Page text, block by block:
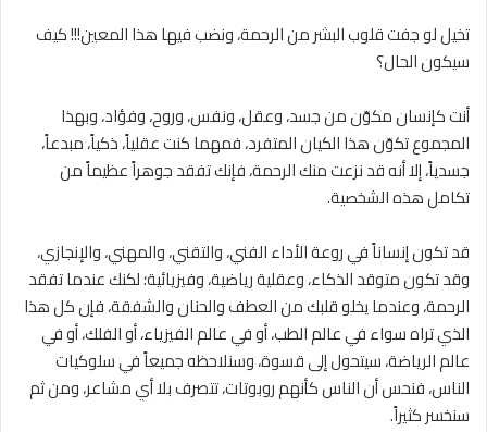
تخيل لو جفت قلوب البشر من الرحمة، ونضب فيها هذا المعين!!! كيف
سيكون الحال؟
أنت كإنسان مكوّن من جسد، وعقل، ونفس، وروح، وفؤاد، وبهذا
المجموع تكوّن هذا الكيان المتفرد، فمهما كنت عقلياً، ذكياً، مبدعاً،
جسدياً، إلا أنه قد نزعت منك الرحمة، فإنك تفقد جوهراً عظيماً من
تكامل هذه الشخصية.
قد تكون إنساناً في روعة الأداء الفني، والتقني، والمهني، والإنجازي،
وقد تكون متوقد الذكاء، وعقلية رياضية، وفيزيائية؛ لكنك عندما تفقد
الرحمة، وعندما يخلو قلبك من العطف والحنان والشفقة، فإن كل هذا
الذي تراه سواء في عالم الطب، أو في عالم الفيزياء، أو الفلك، أو في
عالم الرياضة، سيتحول إلى قسوة، وسنلاحظه جميعاً في سلوكيات
الناس، فنحس أن الناس كأنهم روبوتات، تتصرف بلا أي مشاعر، ومن ثم
سنخسر كثيراً.